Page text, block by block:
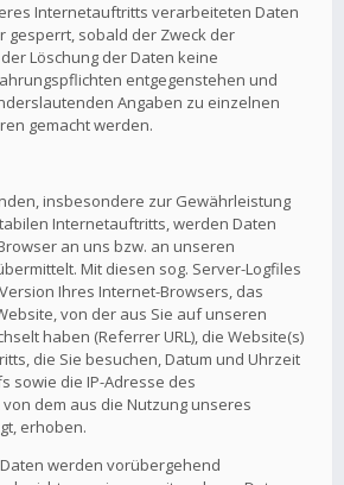
Internetauftritts verarbeiteten Daten
gesperrt, sobald der Zweck der
Löschung der Daten keine
entgegenstehen und
Angaben zu einzelnen
gemacht werden.
insbesondere zur Gewährleistung
Internetauftritts, werden Daten
an uns bzw. an unseren
Mit diesen sog. Server-Logfiles
Ihres Internet-Browsers, das
von der aus Sie auf unseren
haben (Referrer URL), die Website(s)
die Sie besuchen, Datum und Uhrzeit
sowie die IP-Adresse des
dem aus die Nutzung unseres
erhoben.
werden vorübergehend